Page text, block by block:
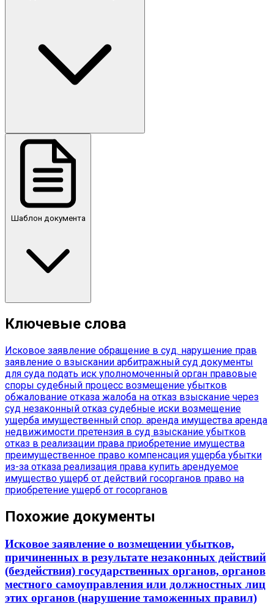
Шаблон документа
Ключевые слова
Исковое заявление обращение в суд. нарушение прав
заявление о взыскании арбитражный суд документы
для суда подать иск уполномоченный орган правовые
споры судебный процесс возмещение убытков
обжалование отказа жалоба на отказ взыскание через
суд незаконный отказ судебные иски возмещение
ущерба имущественный спор. аренда имущества аренда
недвижимости претензия в суд взыскание убытков
отказ в реализации права приобретение имущества
преимущественное право компенсация ущерба убытки
из-за отказа реализация права купить арендуемое
имущество ущерб от действий госорганов право на
приобретение ущерб от госорганов
Похожие документы
Исковое заявление о возмещении убытков,
причиненных в результате незаконных действий
(бездействия) государственных органов, органов
местного самоуправления или должностных лиц
этих органов (нарушение таможенных правил)